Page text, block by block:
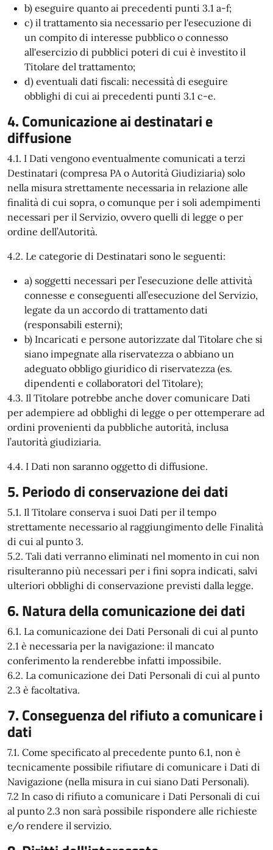
b) eseguire quanto ai precedenti punti 3.1 a-f;
c) il trattamento sia necessario per l'esecuzione di
un compito di interesse pubblico o connesso
all'esercizio di pubblici poteri di cui è investito il
Titolare del trattamento;
d) eventuali dati fiscali: necessità di eseguire
obblighi di cui ai precedenti punti 3.1 c-e.
4. Comunicazione ai destinatari e
diffusione
4.1. I Dati vengono eventualmente comunicati a terzi
Destinatari (compresa PA o Autorità Giudiziaria) solo
nella misura strettamente necessaria in relazione alle
finalità di cui sopra, o comunque per i soli adempimenti
necessari per il Servizio, ovvero quelli di legge o per
ordine dell’Autorità.
4.2. Le categorie di Destinatari sono le seguenti:
a) soggetti necessari per l’esecuzione delle attività
connesse e conseguenti all’esecuzione del Servizio,
legate da un accordo di trattamento dati
(responsabili esterni);
b) Incaricati e persone autorizzate dal Titolare che si
siano impegnate alla riservatezza o abbiano un
adeguato obbligo giuridico di riservatezza (es.
dipendenti e collaboratori del Titolare);
4.3. Il Titolare potrebbe anche dover comunicare Dati
per adempiere ad obblighi di legge o per ottemperare ad
ordini provenienti da pubbliche autorità, inclusa
l’autorità giudiziaria.
4.4. I Dati non saranno oggetto di diffusione.
5. Periodo di conservazione dei dati
5.1. Il Titolare conserva i suoi Dati per il tempo
strettamente necessario al raggiungimento delle Finalità
di cui al punto 3.
5.2. Tali dati verranno eliminati nel momento in cui non
risulteranno più necessari per i fini sopra indicati, salvi
ulteriori obblighi di conservazione previsti dalla legge.
6. Natura della comunicazione dei dati
6.1. La comunicazione dei Dati Personali di cui al punto
2.1 è necessaria per la navigazione: il mancato
conferimento la renderebbe infatti impossibile.
6.2. La comunicazione dei Dati Personali di cui al punto
2.3 è facoltativa.
7. Conseguenza del rifiuto a comunicare i
dati
7.1. Come specificato al precedente punto 6.1, non è
tecnicamente possibile rifiutare di comunicare i Dati di
Navigazione (nella misura in cui siano Dati Personali).
7.2 In caso di rifiuto a comunicare i Dati Personali di cui
al punto 2.3 non sarà possibile rispondere alle richieste
e/o rendere il servizio.